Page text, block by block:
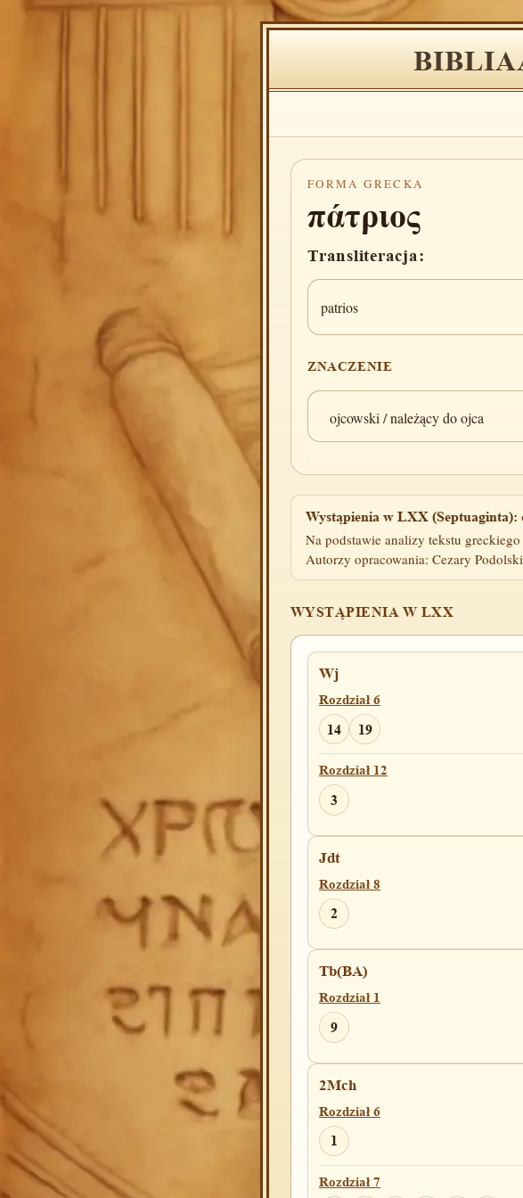
FORMA GRECKA
πάτριος
Transliteracja:
patrios
ZNACZENIE
ojcowski / należący do ojca
Wystąpienia w LXX (Septuaginta):
Na podstawie analizy tekstu
Autorzy opracowania: Cezary
WYSTĄPIENIA W LXX
Wj
Rozdział 6
14 19
Rozdział 12
3
Jdt
Rozdział 8
2
Tb(BA)
Rozdział 1
9
2Mch
Rozdział 6
1
Rozdział 7